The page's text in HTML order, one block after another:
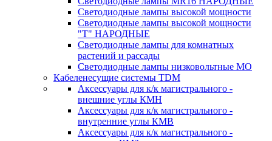
Светодиодные лампы высокой мощности
Светодиодные лампы высокой мощности
"Т" НАРОДНЫЕ
Светодиодные лампы для комнатных
растений и рассады
Светодиодные лампы низковольтные МО
Кабеленесущие системы TDM
Аксессуары для к/к магистрального -
внешние углы КМН
Аксессуары для к/к магистрального -
внутренние углы КМВ
Аксессуары для к/к магистрального -